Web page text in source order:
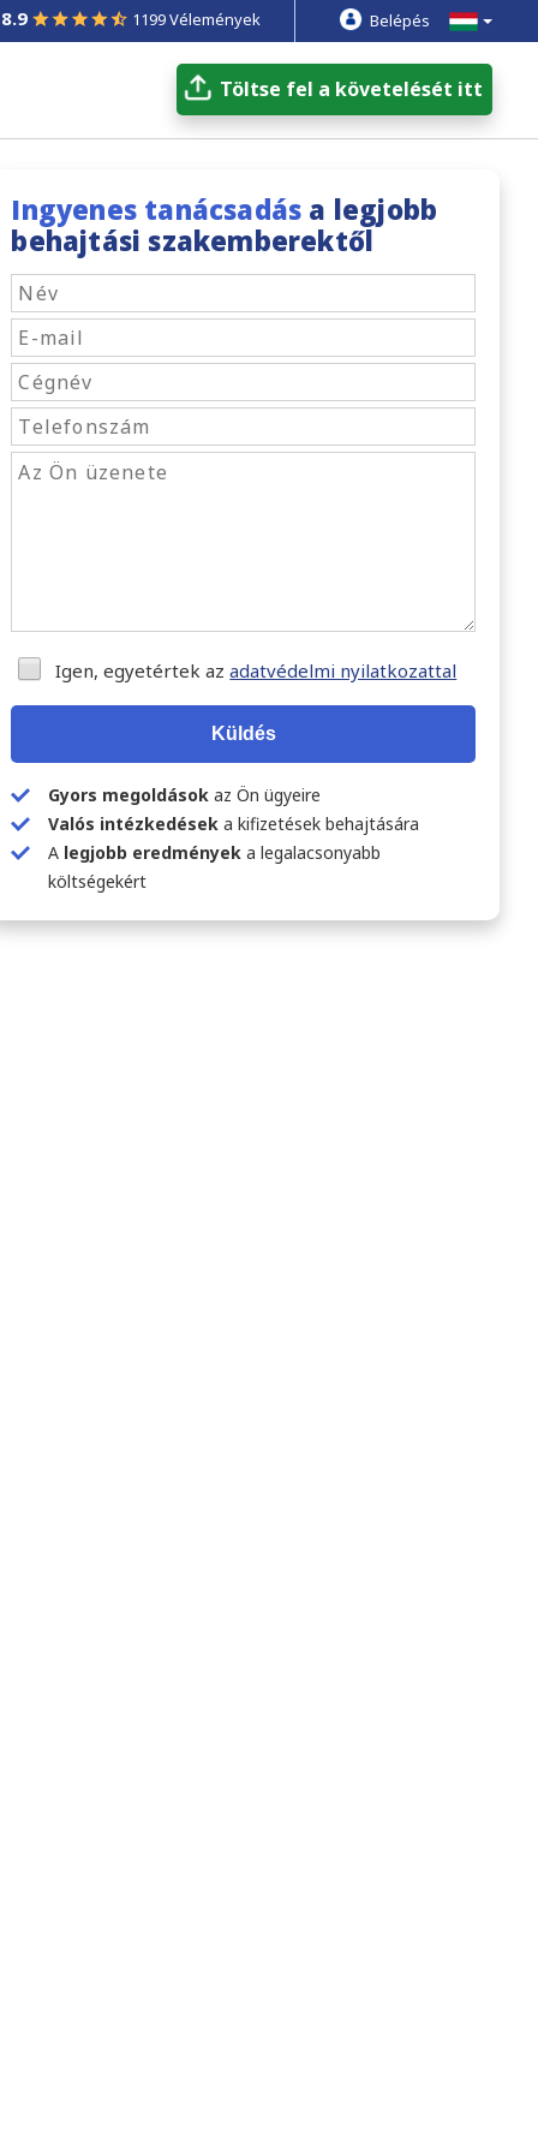
8.9 1199 Vélemények Belépés
Töltse fel a követelését itt
Ingyenes tanácsadás a legjobb
behajtási szakemberektől
Igen, egyetértek azadatvédelmi nyilatkozattal
Küldés
Gyors megoldások az Ön ügyeire
Valós intézkedések a kifizetések behajtására
A legjobb eredmények a legalacsonyabb
költségekért